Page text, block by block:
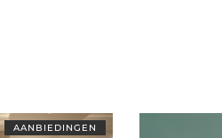
AANBIEDINGEN